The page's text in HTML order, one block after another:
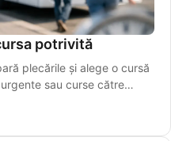
potrivită
plecările și alege o cursă
sau curse către